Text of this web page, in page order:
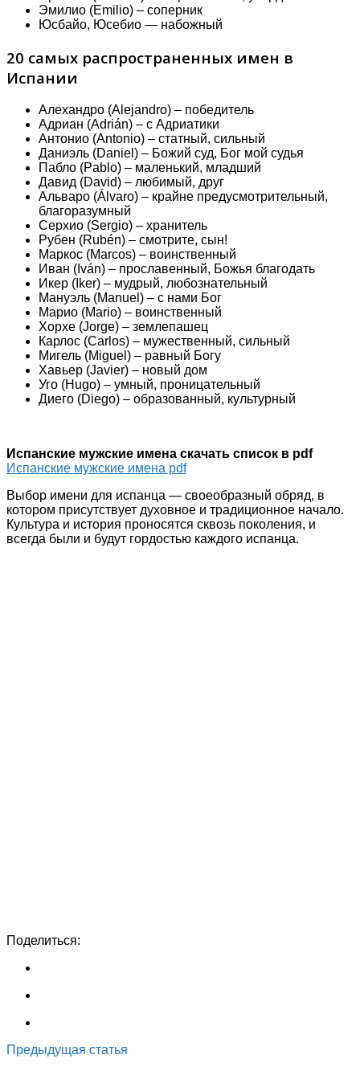
Эмилио (Emilio) – соперник
Юсбайо, Юсебио — набожный
20 самых распространенных имен в
Испании
Алехандро (Alejandro) – победитель
Адриан (Adrián) – с Адриатики
Антонио (Antonio) – статный, сильный
Даниэль (Daniel) – Божий суд, Бог мой судья
Пабло (Pablo) – маленький, младший
Давид (David) – любимый, друг
Альваро (Álvaro) – крайне предусмотрительный,
благоразумный
Серхио (Sergio) – хранитель
Рубен (Rubén) – смотрите, сын!
Маркос (Marcos) – воинственный
Иван (Iván) – прославенный, Божья благодать
Икер (Iker) – мудрый, любознательный
Мануэль (Manuel) – с нами Бог
Марио (Mario) – воинственный
Хорхе (Jorge) – землепашец
Карлос (Carlos) – мужественный, сильный
Мигель (Miguel) – равный Богу
Хавьер (Javier) – новый дом
Уго (Hugo) – умный, проницательный
Диего (Diego) – образованный, культурный
Испанские мужские имена скачать список в pdf
Испанские мужские имена pdf
Выбор имени для испанца — своеобразный обряд, в
котором присутствует духовное и традиционное начало.
Культура и история проносятся сквозь поколения, и
всегда были и будут гордостью каждого испанца.
Поделиться:
Предыдущая статья